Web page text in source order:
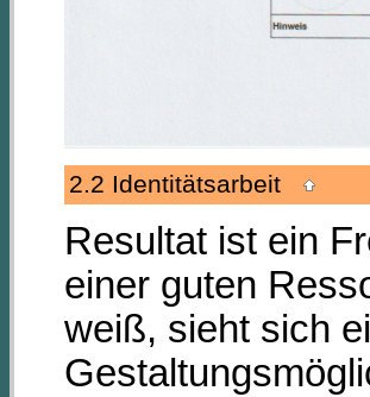
2.2 Identitätsarbeit
Resultat ist ein
einer guten
weiß, sieht sich